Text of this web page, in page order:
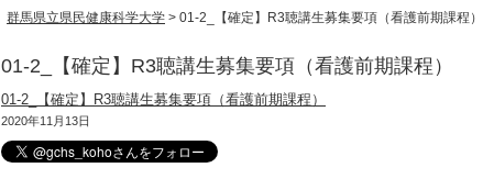
群馬県立県民健康科学大学 > 01-2_【確定】R3聴講生募集要項（看護前期課程）
01-2_【確定】R3聴講生募集要項（看護前期課程）
01-2_【確定】R3聴講生募集要項（看護前期課程）
2020年11月13日